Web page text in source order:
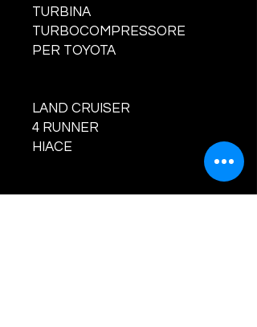
TURBINA
TURBOCOMPRESSORE
PER TOYOTA
LAND CRUISER
4 RUNNER
HIACE